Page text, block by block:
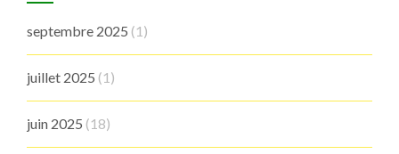
septembre 2025 (1)
juillet 2025 (1)
juin 2025 (18)